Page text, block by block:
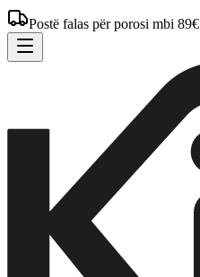
Postë falas për porosi mbi 89€